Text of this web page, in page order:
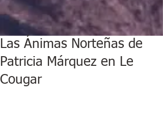
Las Ánimas Norteñas de
Patricia Márquez en Le
Cougar